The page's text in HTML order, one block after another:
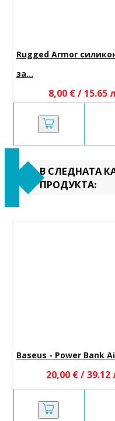
Rugged Armor
за...
8,00 € / 15.65
В СЛЕДНАТА
ПРОДУКТА:
Baseus - Power Bank
20,00 € / 39.12